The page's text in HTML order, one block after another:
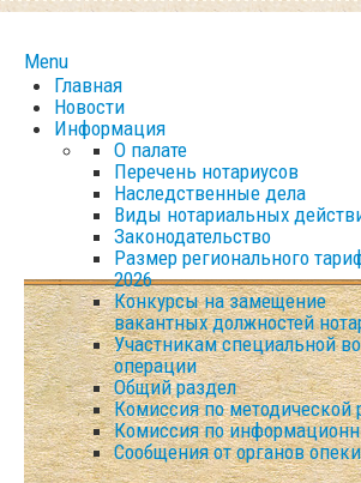
Menu
Главная
Новости
Информация
О палате
Перечень нотариусов
Наследственные дела
Виды нотариальных
Законодательство
Размер регионального
2026
Конкурсы на замещение
вакантных должностей
Участникам специальной
операции
Общий раздел
Комиссия по методической
Комиссия по
Сообщения от органов